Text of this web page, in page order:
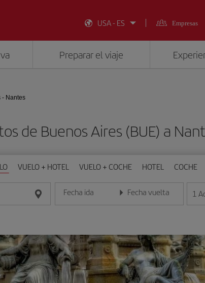
USA - ES
Empresas
Preparar el viaje
- Nantes
de Buenos Aires (BUE) a
VUELO + HOTEL VUELO + COCHE HOTEL COCHE
Fecha ida
Introduce la fecha en formato día/mes/año
Fecha vuelta
Introduce la fecha en 1